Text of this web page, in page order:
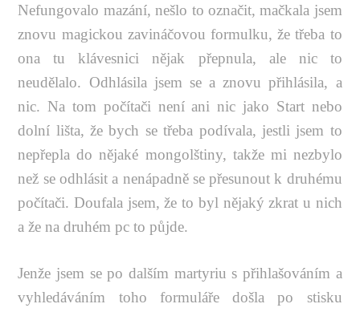
Nefungovalo mazání, nešlo to označit, mačkala jsem
znovu magickou zavináčovou formulku, že třeba to
ona tu klávesnici nějak přepnula, ale nic to
neudělalo. Odhlásila jsem se a znovu přihlásila, a
nic. Na tom počítači není ani nic jako Start nebo
dolní lišta, že bych se třeba podívala, jestli jsem to
nepřepla do nějaké mongolštiny, takže mi nezbylo
než se odhlásit a nenápadně se přesunout k druhému
počítači. Doufala jsem, že to byl nějaký zkrat u nich
a že na druhém pc to půjde.
Jenže jsem se po dalším martyriu s přihlašováním a
vyhledáváním toho formuláře došla po stisku